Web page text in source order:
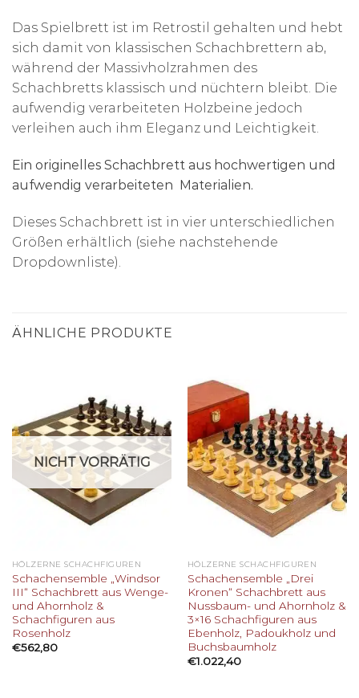
Das Spielbrett ist im Retrostil gehalten und hebt
sich damit von klassischen Schachbrettern ab,
während der Massivholzrahmen des
Schachbretts klassisch und nüchtern bleibt. Die
aufwendig verarbeiteten Holzbeine jedoch
verleihen auch ihm Eleganz und Leichtigkeit.
Ein originelles Schachbrett aus hochwertigen und
aufwendig verarbeiteten Materialien.
Dieses Schachbrett ist in vier unterschiedlichen
Größen erhältlich (siehe nachstehende
Dropdownliste).
ÄHNLICHE PRODUKTE
NICHT VORRÄTIG
HÖLZERNE SCHACHFIGUREN
Schachensemble „Windsor
III“ Schachbrett aus Wenge-
und Ahornholz &
Schachfiguren aus
Rosenholz
€562,80
HÖLZERNE SCHACHFIGUREN
Schachensemble „Drei
Kronen“ Schachbrett aus
Nussbaum- und Ahornholz &
3×16 Schachfiguren aus
Ebenholz, Padoukholz und
Buchsbaumholz
€1.022,40